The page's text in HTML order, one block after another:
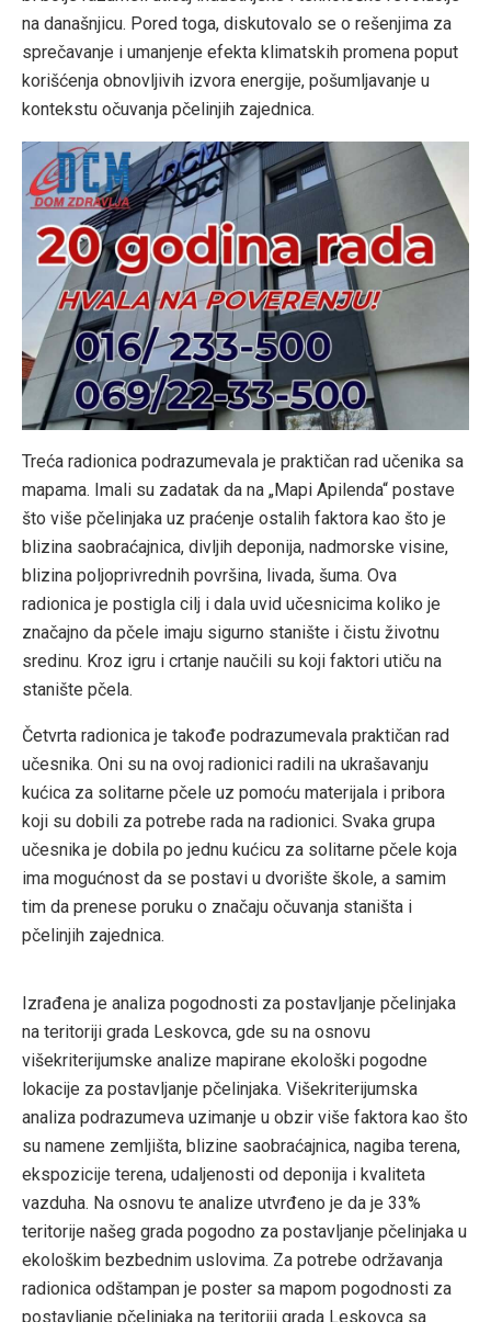
na današnjicu. Pored toga, diskutovalo se o rešenjima za
sprečavanje i umanjenje efekta klimatskih promena poput
korišćenja obnovljivih izvora energije, pošumljavanje u
kontekstu očuvanja pčelinjih zajednica.
Treća radionica podrazumevala je praktičan rad učenika sa
mapama. Imali su zadatak da na „Mapi Apilenda“ postave
što više pčelinjaka uz praćenje ostalih faktora kao što je
blizina saobraćajnica, divljih deponija, nadmorske visine,
blizina poljoprivrednih površina, livada, šuma. Ova
radionica je postigla cilj i dala uvid učesnicima koliko je
značajno da pčele imaju sigurno stanište i čistu životnu
sredinu. Kroz igru i crtanje naučili su koji faktori utiču na
stanište pčela.
Četvrta radionica je takođe podrazumevala praktičan rad
učesnika. Oni su na ovoj radionici radili na ukrašavanju
kućica za solitarne pčele uz pomoću materijala i pribora
koji su dobili za potrebe rada na radionici. Svaka grupa
učesnika je dobila po jednu kućicu za solitarne pčele koja
ima mogućnost da se postavi u dvorište škole, a samim
tim da prenese poruku o značaju očuvanja staništa i
pčelinjih zajednica.
Izrađena je analiza pogodnosti za postavljanje pčelinjaka
na teritoriji grada Leskovca, gde su na osnovu
višekriterijumske analize mapirane ekološki pogodne
lokacije za postavljanje pčelinjaka. Višekriterijumska
analiza podrazumeva uzimanje u obzir više faktora kao što
su namene zemljišta, blizine saobraćajnica, nagiba terena,
ekspozicije terena, udaljenosti od deponija i kvaliteta
vazduha. Na osnovu te analize utvrđeno je da je 33%
teritorije našeg grada pogodno za postavljanje pčelinjaka u
ekološkim bezbednim uslovima. Za potrebe održavanja
radionica odštampan je poster sa mapom pogodnosti za
postavljanje pčelinjaka na teritoriji grada Leskovca sa